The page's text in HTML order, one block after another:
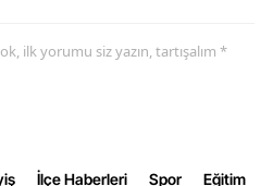
Şırnak
ilk yorumu siz yazın, tartışalım *
İlçe Haberleri Spor Eğitim